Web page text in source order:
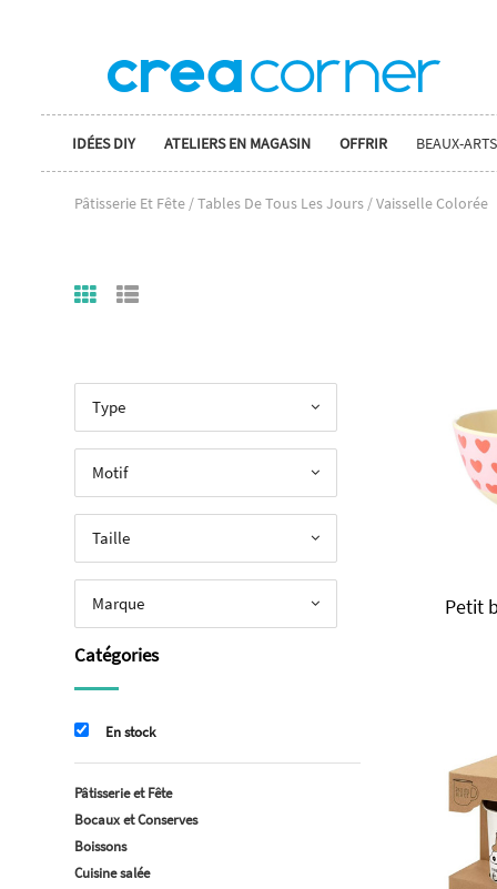
IDÉES DIY ATELIERS EN MAGASIN OFFRIR BEAUX-ARTS
Pâtisserie Et Fête / Tables De Tous Les Jours / Vaisselle Colorée
Petit
Type
Motif
Taille
Marque
Catégories
En stock
Pâtisserie et Fête
Bocaux et Conserves
Boissons
Cuisine salée